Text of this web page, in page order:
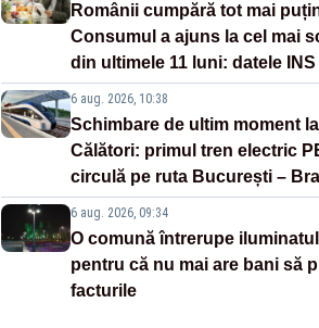
Românii cumpără tot mai
Consumul a ajuns la cel mai
din ultimele 11 luni: datele INS
6 aug. 2026, 10:38
Schimbare de ultim moment
Călători: primul tren electric
circulă pe ruta București –
6 aug. 2026, 09:34
O comună întrerupe
pentru că nu mai are bani să
facturile